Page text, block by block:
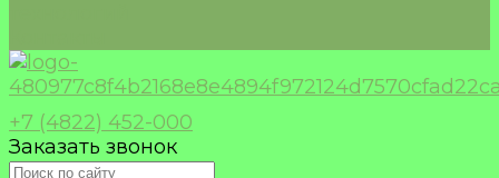
+7 (4822) 452-000
Заказать звонок